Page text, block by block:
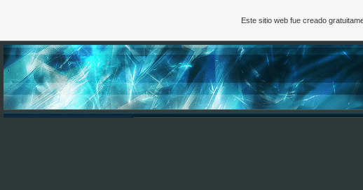
Este sitio web fue creado